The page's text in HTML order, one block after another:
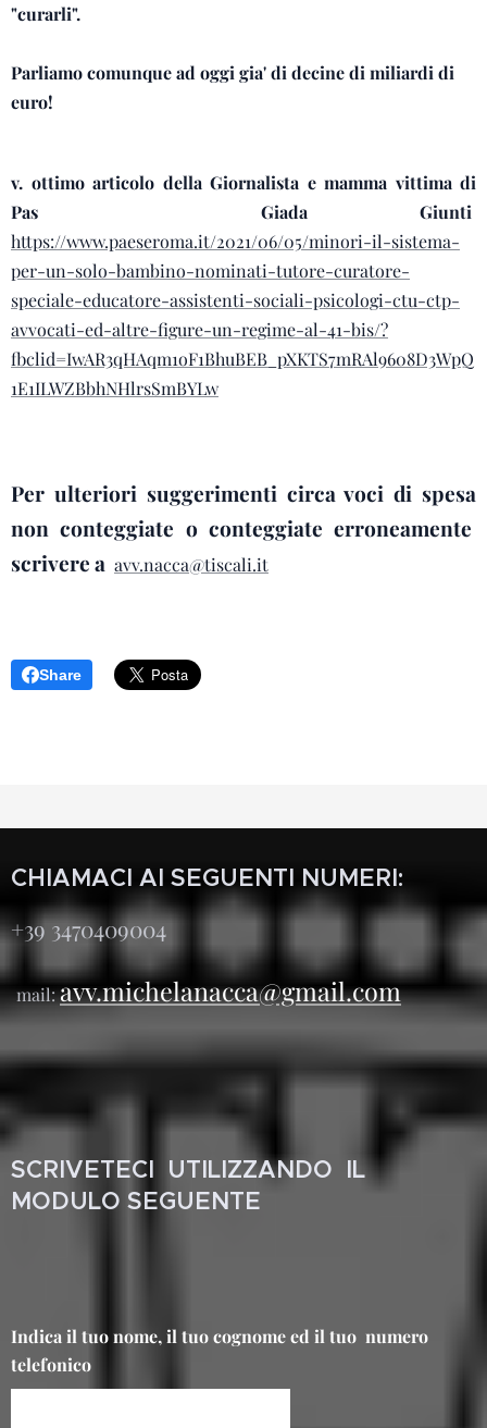
"curarli".
Parliamo comunque ad oggi gia' di decine di miliardi di
euro!
v. ottimo articolo della Giornalista e mamma vittima di
Pas Giada Giunti
https://www.paeseroma.it/2021/06/05/minori-il-sistema-
per-un-solo-bambino-nominati-tutore-curatore-
speciale-educatore-assistenti-sociali-psicologi-ctu-ctp-
avvocati-ed-altre-figure-un-regime-al-41-bis/?
fbclid=IwAR3qHAqm1oF1BhuBEB_pXKTS7mRAl9608D3WpQ
1E1ILWZBbhNHlrsSmBYLw
Per ulteriori suggerimenti circa voci di spesa
non conteggiate o conteggiate erroneamente
scrivere a avv.nacca@tiscali.it
Share
CHIAMACI AI SEGUENTI NUMERI:
+39 3470409004
mail:avv.michelanacca@gmail.com
SCRIVETECI UTILIZZANDO IL
MODULO SEGUENTE
Indica il tuo nome, il tuo cognome ed il tuo numero
telefonico